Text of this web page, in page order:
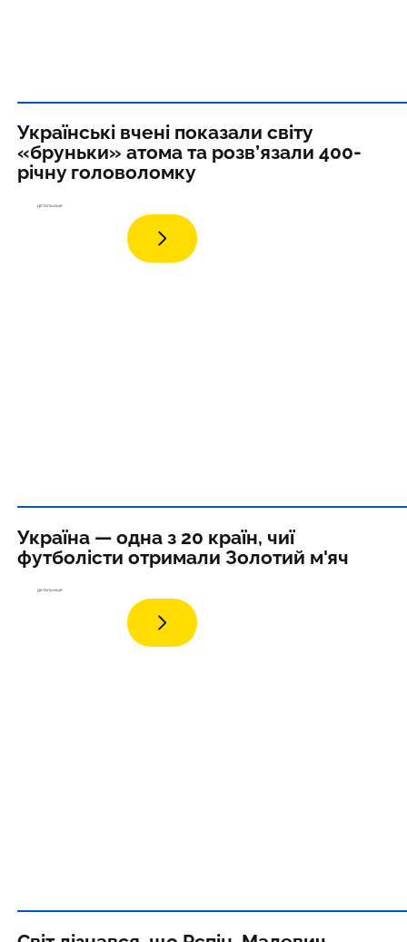
Українські вчені показали світу
«бруньки» атома та розв’язали 400-
річну головоломку
детальніше
Україна — одна з 20 країн, чиї
футболісти отримали Золотий м'яч
детальніше